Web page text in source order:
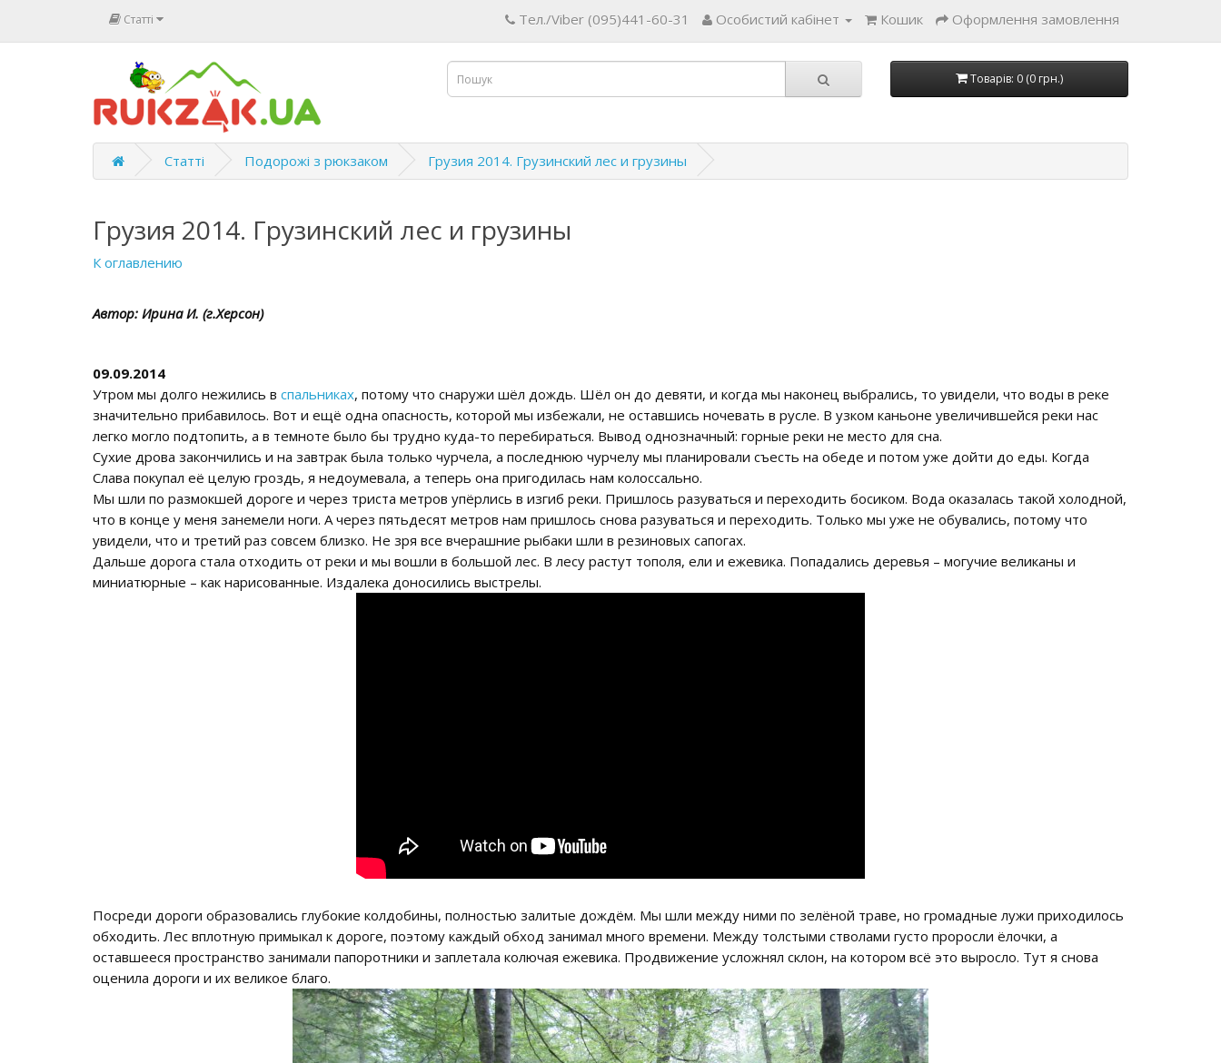
Статті Тел./Viber (095)441-60-31 Особистий кабінет Кошик Оформлення замовлення
Товарів: 0 (0 грн.)
Статті Подорожі з рюкзаком Грузия 2014. Грузинский лес и грузины
Грузия 2014. Грузинский лес и грузины
К оглавлению
Автор: Ирина И. (г.Херсон)
09.09.2014
Утром мы долго нежились в спальниках, потому что снаружи шёл дождь. Шёл он до девяти, и когда мы наконец выбрались, то увидели, что воды в реке
значительно прибавилось. Вот и ещё одна опасность, которой мы избежали, не оставшись ночевать в русле. В узком каньоне увеличившейся реки нас
легко могло подтопить, а в темноте было бы трудно куда-то перебираться. Вывод однозначный: горные реки не место для сна.
Сухие дрова закончились и на завтрак была только чурчела, а последнюю чурчелу мы планировали съесть на обеде и потом уже дойти до еды. Когда
Слава покупал её целую гроздь, я недоумевала, а теперь она пригодилась нам колоссально.
Мы шли по размокшей дороге и через триста метров упёрлись в изгиб реки. Пришлось разуваться и переходить босиком. Вода оказалась такой холодной,
что в конце у меня занемели ноги. А через пятьдесят метров нам пришлось снова разуваться и переходить. Только мы уже не обувались, потому что
увидели, что и третий раз совсем близко. Не зря все вчерашние рыбаки шли в резиновых сапогах.
Дальше дорога стала отходить от реки и мы вошли в большой лес. В лесу растут тополя, ели и ежевика. Попадались деревья – могучие великаны и
миниатюрные – как нарисованные. Издалека доносились выстрелы.
Посреди дороги образовались глубокие колдобины, полностью залитые дождём. Мы шли между ними по зелёной траве, но громадные лужи приходилось
обходить. Лес вплотную примыкал к дороге, поэтому каждый обход занимал много времени. Между толстыми стволами густо проросли ёлочки, а
оставшееся пространство занимали папоротники и заплетала колючая ежевика. Продвижение усложнял склон, на котором всё это выросло. Тут я снова
оценила дороги и их великое благо.